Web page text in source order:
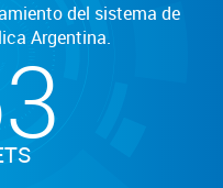
del sistema de
Argentina.